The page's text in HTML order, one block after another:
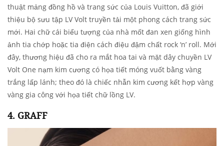
thuật mảng đồng hồ và trang sức của Louis Vuitton, đã giới
thiệu bộ sưu tập LV Volt truyền tải một phong cách trang sức
mới. Hai chữ cái biểu tượng của nhà mốt đan xen giống hình
ảnh tia chớp hoặc tia điện cách điệu đậm chất rock ‘n’ roll. Mới
đây, thương hiệu đã cho ra mắt hoa tai và mặt dây chuyền LV
Volt One nạm kim cương có họa tiết móng vuốt bằng vàng
trắng lấp lánh; theo đó là chiếc nhẫn kim cương kết hợp vàng
vàng gia công với họa tiết chữ lồng LV.
4. GRAFF